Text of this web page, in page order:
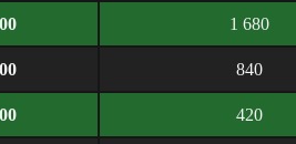
1 680
840
420